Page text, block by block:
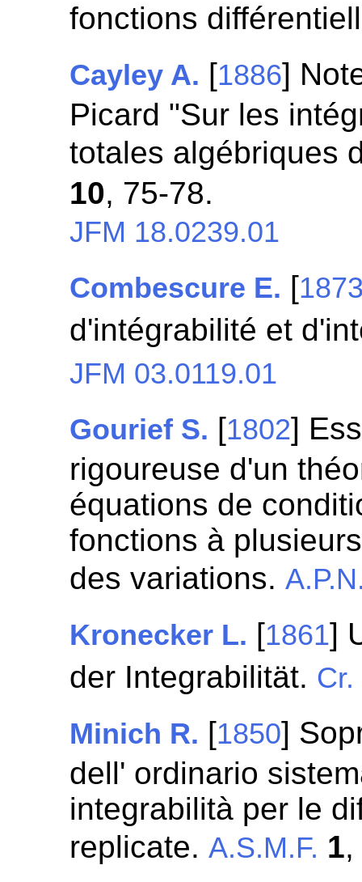
fonctions
Cayley A. [1886]
Picard "Sur les
totales algébriques
10, 75-78.
JFM 18.0239.01
Combescure E. [
d'intégrabilité et
JFM 03.0119.01
Gourief S. [1802]
rigoureuse d'un
équations de
fonctions à
des variations.
Kronecker L. [1861]
der Integrabilität. Cr.
Minich R. [1850]
dell' ordinario
integrabilità per le
replicate.A.S.M.F. 1